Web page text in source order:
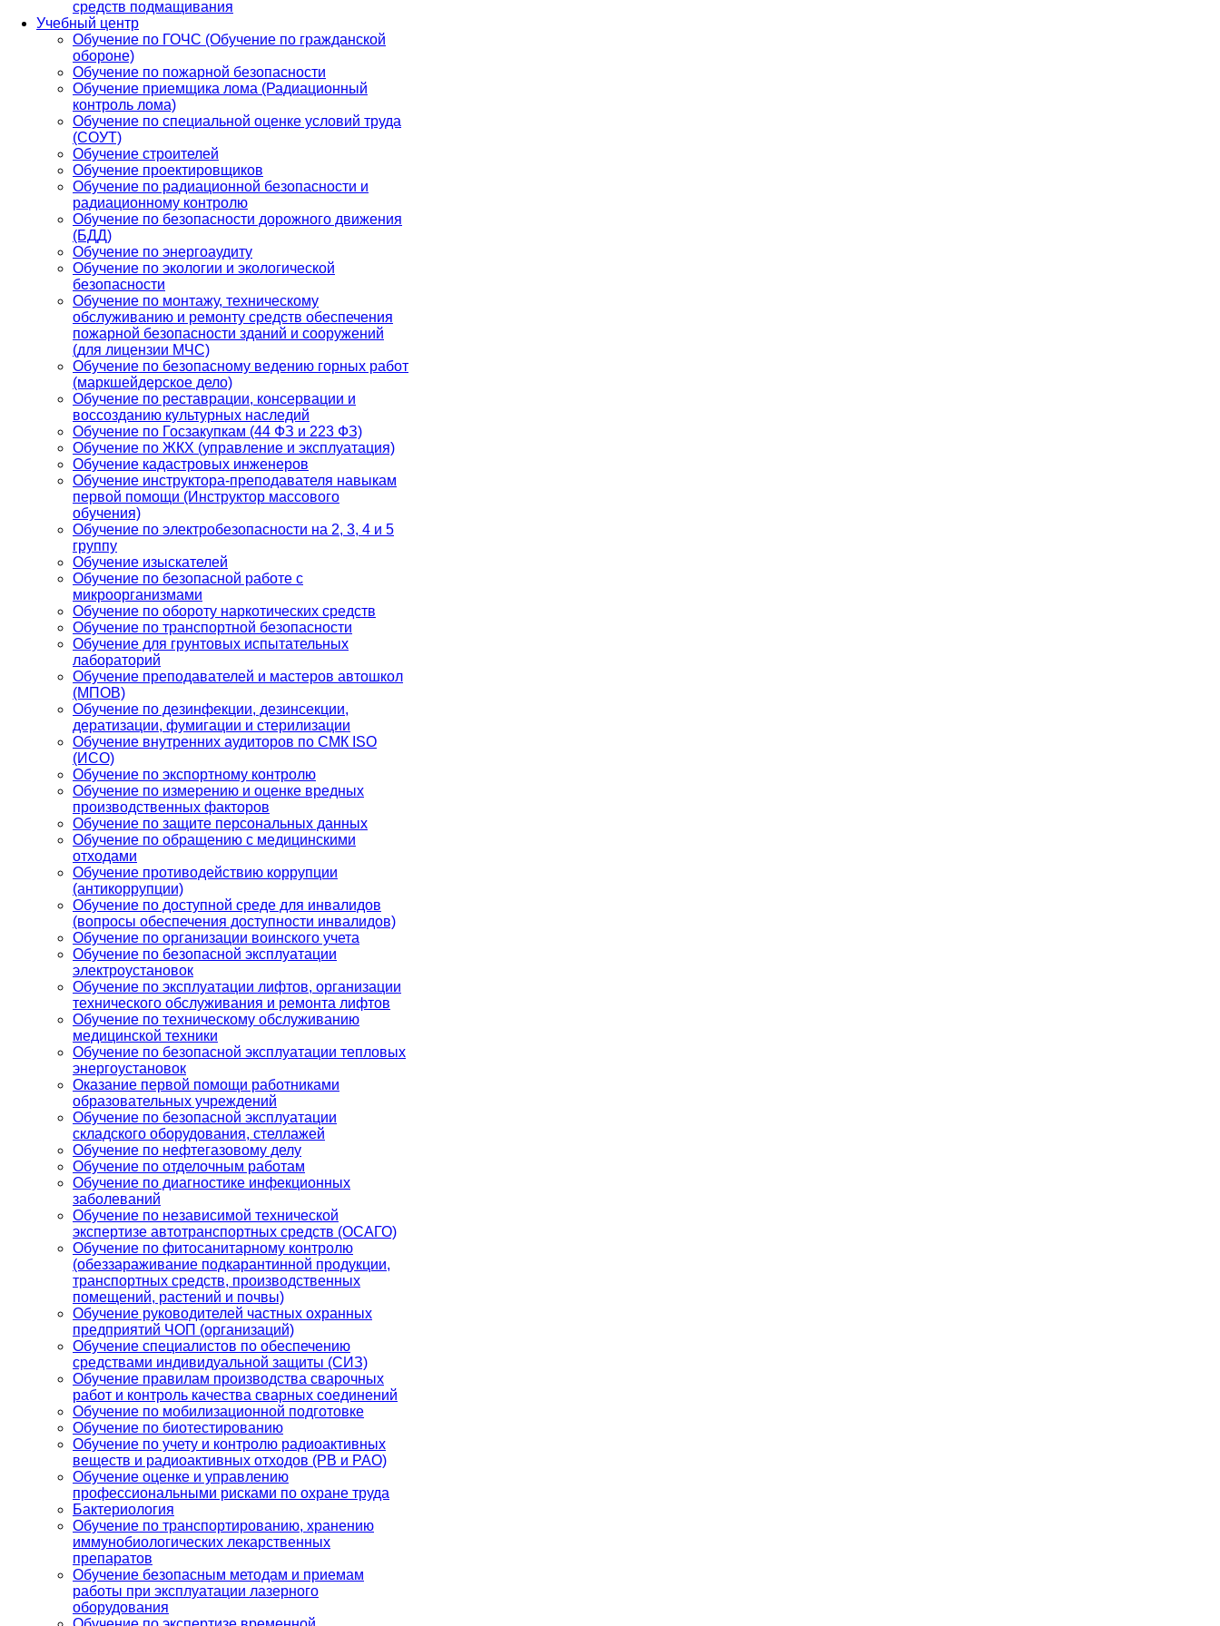
средств подмащивания
Учебный центр
Обучение по ГОЧС (Обучение по гражданской
обороне)
Обучение по пожарной безопасности
Обучение приемщика лома (Радиационный
контроль лома)
Обучение по специальной оценке условий труда
(СОУТ)
Обучение строителей
Обучение проектировщиков
Обучение по радиационной безопасности и
радиационному контролю
Обучение по безопасности дорожного движения
(БДД)
Обучение по энергоаудиту
Обучение по экологии и экологической
безопасности
Обучение по монтажу, техническому
обслуживанию и ремонту средств обеспечения
пожарной безопасности зданий и сооружений
(для лицензии МЧС)
Обучение по безопасному ведению горных работ
(маркшейдерское дело)
Обучение по реставрации, консервации и
воссозданию культурных наследий
Обучение по Госзакупкам (44 ФЗ и 223 ФЗ)
Обучение по ЖКХ (управление и эксплуатация)
Обучение кадастровых инженеров
Обучение инструктора-преподавателя навыкам
первой помощи (Инструктор массового
обучения)
Обучение по электробезопасности на 2, 3, 4 и 5
группу
Обучение изыскателей
Обучение по безопасной работе с
микроорганизмами
Обучение по обороту наркотических средств
Обучение по транспортной безопасности
Обучение для грунтовых испытательных
лабораторий
Обучение преподавателей и мастеров автошкол
(МПОВ)
Обучение по дезинфекции, дезинсекции,
дератизации, фумигации и стерилизации
Обучение внутренних аудиторов по СМК ISO
(ИСО)
Обучение по экспортному контролю
Обучение по измерению и оценке вредных
производственных факторов
Обучение по защите персональных данных
Обучение по обращению с медицинскими
отходами
Обучение противодействию коррупции
(антикоррупции)
Обучение по доступной среде для инвалидов
(вопросы обеспечения доступности инвалидов)
Обучение по организации воинского учета
Обучение по безопасной эксплуатации
электроустановок
Обучение по эксплуатации лифтов, организации
технического обслуживания и ремонта лифтов
Обучение по техническому обслуживанию
медицинской техники
Обучение по безопасной эксплуатации тепловых
энергоустановок
Оказание первой помощи работниками
образовательных учреждений
Обучение по безопасной эксплуатации
складского оборудования, стеллажей
Обучение по нефтегазовому делу
Обучение по отделочным работам
Обучение по диагностике инфекционных
заболеваний
Обучение по независимой технической
экспертизе автотранспортных средств (ОСАГО)
Обучение по фитосанитарному контролю
(обеззараживание подкарантинной продукции,
транспортных средств, производственных
помещений, растений и почвы)
Обучение руководителей частных охранных
предприятий ЧОП (организаций)
Обучение специалистов по обеспечению
средствами индивидуальной защиты (СИЗ)
Обучение правилам производства сварочных
работ и контроль качества сварных соединений
Обучение по мобилизационной подготовке
Обучение по биотестированию
Обучение по учету и контролю радиоактивных
веществ и радиоактивных отходов (РВ и РАО)
Обучение оценке и управлению
профессиональными рисками по охране труда
Бактериология
Обучение по транспортированию, хранению
иммунобиологических лекарственных
препаратов
Обучение безопасным методам и приемам
работы при эксплуатации лазерного
оборудования